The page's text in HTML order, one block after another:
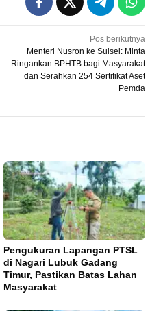
Pos berikutnya
Menteri Nusron ke Sulsel: Minta
Ringankan BPHTB bagi Masyarakat
dan Serahkan 254 Sertifikat Aset
Pemda
Pengukuran Lapangan PTSL
di Nagari Lubuk Gadang
Timur, Pastikan Batas Lahan
Masyarakat